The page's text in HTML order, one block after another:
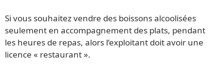
Si vous souhaitez vendre des boissons alcoolisées
seulement en accompagnement des plats, pendant
les heures de repas, alors l’exploitant doit avoir une
licence « restaurant ».